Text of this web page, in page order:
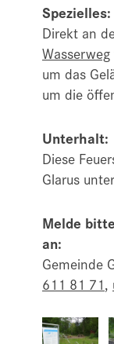
Spezielles:
Direkt an
Wasserweg
um das
um die
Unterhalt:
Diese
Glarus
Melde
an:
Gemeinde
611 81 71,